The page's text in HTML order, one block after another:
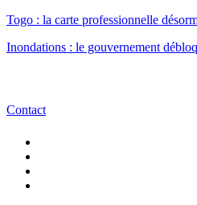
Togo : la carte professionnelle
Inondations : le gouvernement
Contact